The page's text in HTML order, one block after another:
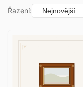
Řazení: